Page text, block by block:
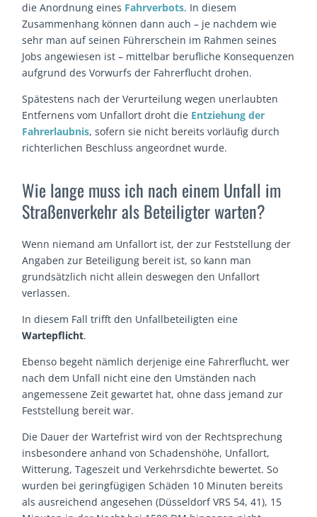
die Anordnung eines Fahrverbots. In diesem
Zusammenhang können dann auch – je nachdem wie
sehr man auf seinen Führerschein im Rahmen seines
Jobs angewiesen ist – mittelbar berufliche Konsequenzen
aufgrund des Vorwurfs der Fahrerflucht drohen.
Spätestens nach der Verurteilung wegen unerlaubten
Entfernens vom Unfallort droht die Entziehung der
Fahrerlaubnis, sofern sie nicht bereits vorläufig durch
richterlichen Beschluss angeordnet wurde.
Wie lange muss ich nach einem Unfall im
Straßenverkehr als Beteiligter warten?
Wenn niemand am Unfallort ist, der zur Feststellung der
Angaben zur Beteiligung bereit ist, so kann man
grundsätzlich nicht allein deswegen den Unfallort
verlassen.
In diesem Fall trifft den Unfallbeteiligten eine
Wartepflicht.
Ebenso begeht nämlich derjenige eine Fahrerflucht, wer
nach dem Unfall nicht eine den Umständen nach
angemessene Zeit gewartet hat, ohne dass jemand zur
Feststellung bereit war.
Die Dauer der Wartefrist wird von der Rechtsprechung
insbesondere anhand von Schadenshöhe, Unfallort,
Witterung, Tageszeit und Verkehrsdichte bewertet. So
wurden bei geringfügigen Schäden 10 Minuten bereits
als ausreichend angesehen (Düsseldorf VRS 54, 41), 15